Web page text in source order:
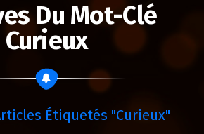
Du Mot-Clé
Curieux
Étiquetés "curieux"